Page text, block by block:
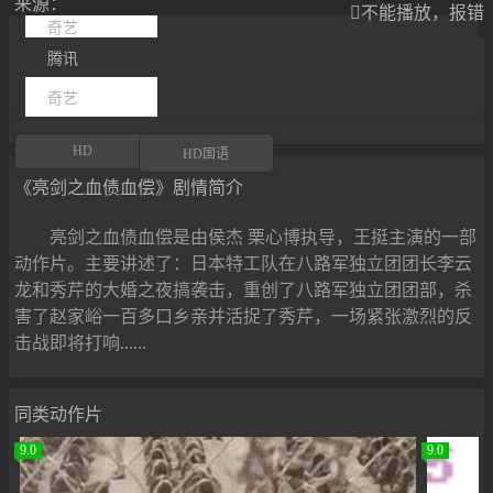
不能播放，报错
奇艺
腾讯
奇艺
HD HD国语
《亮剑之血债血偿》剧情简介
亮剑之血债血偿是由侯杰 栗心博执导，王挺主演的一部
动作片。主要讲述了：日本特工队在八路军独立团团长李云
龙和秀芹的大婚之夜搞袭击，重创了八路军独立团团部，杀
害了赵家峪一百多口乡亲并活捉了秀芹，一场紧张激烈的反
击战即将打响......
同类动作片
9.0 9.0